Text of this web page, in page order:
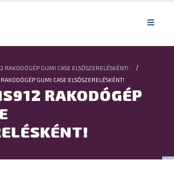
RAKODÓGÉP GUMI CASE ELSŐSZERELÉSKÉNT!
GUMI CASE ELSŐSZERELÉSKÉNT!
RAKODÓGÉP